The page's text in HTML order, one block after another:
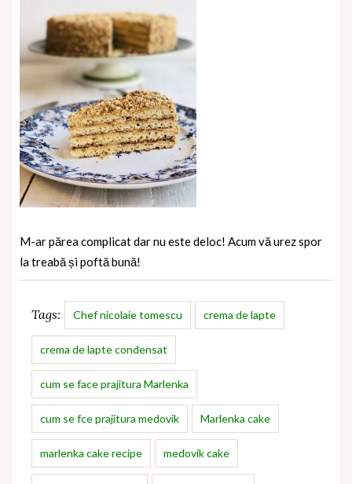
M-ar părea complicat dar nu este deloc! Acum vă urez spor
la treabă și poftă bună!
Tags: Chef nicolaie tomescu crema de lapte
crema de lapte condensat
cum se face prajitura Marlenka
cum se fce prajitura medovik Marlenka cake
marlenka cake recipe medovik cake